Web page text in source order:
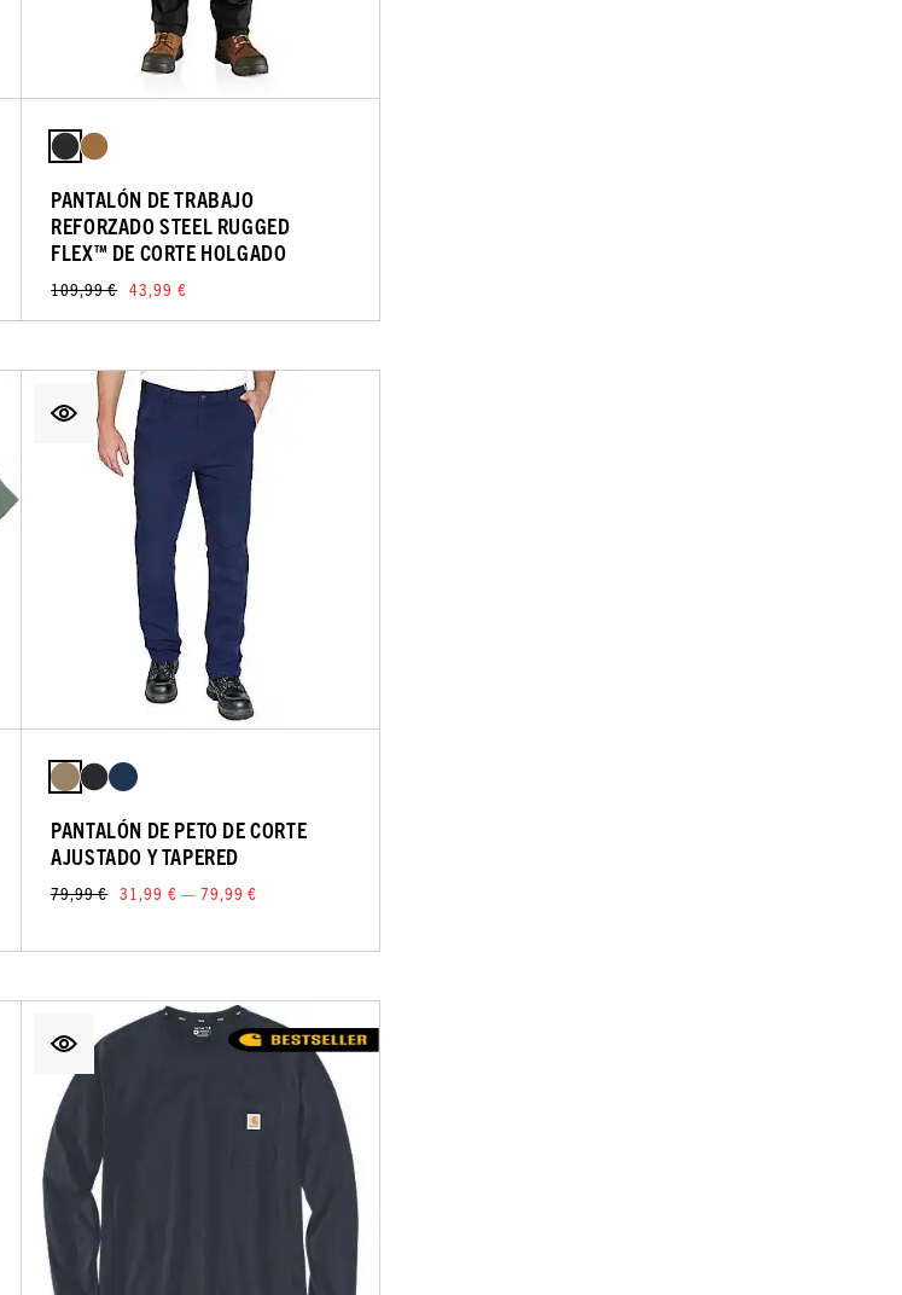
PANTALÓN DE TRABAJO
REFORZADO STEEL RUGGED
FLEX™ DE CORTE HOLGADO
109,99 € 43,99 €
PANTALÓN DE PETO DE CORTE
AJUSTADO Y TAPERED
79,99 € 31,99 € — 79,99 €